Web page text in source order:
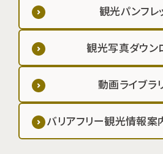
観光パンフレ
観光写真ダウン
動画ライブラ
バリアフリー観光情報案